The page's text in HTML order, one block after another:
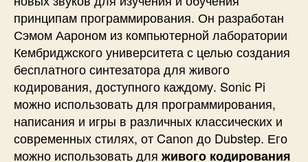
принципам программирования. Он разработан
Сэмом Аароном из компьютерной лаборатории
Кембриджского университета с целью создания
бесплатного синтезатора для живого
кодирования, доступного каждому. Sonic Pi
можно использовать для программирования,
написания и игры в различных классических и
современных стилях, от Canon до Dubstep. Его
можно использовать для живого кодирования